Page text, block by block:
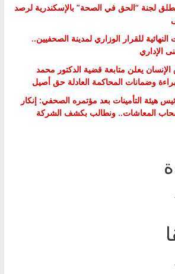
لجنة “الحق في الصحة” بالإسكندرية لرصد
للقرار الوزاري لمدينة الصحفيين..
الإداري
يعلن متابعة قضية الدكتور محمد
وضمانات المحاكمة العادلة حق أصيل
هيئة التأمينات بعد مؤتمره الصحفي: إنكار
أصحاب المعاشات.. ونطالب بكشف الشركة